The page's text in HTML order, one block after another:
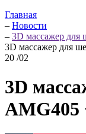
Главная
– Новости
– 3D массажер для
3D массажер для
20 /02
3D
AMG405